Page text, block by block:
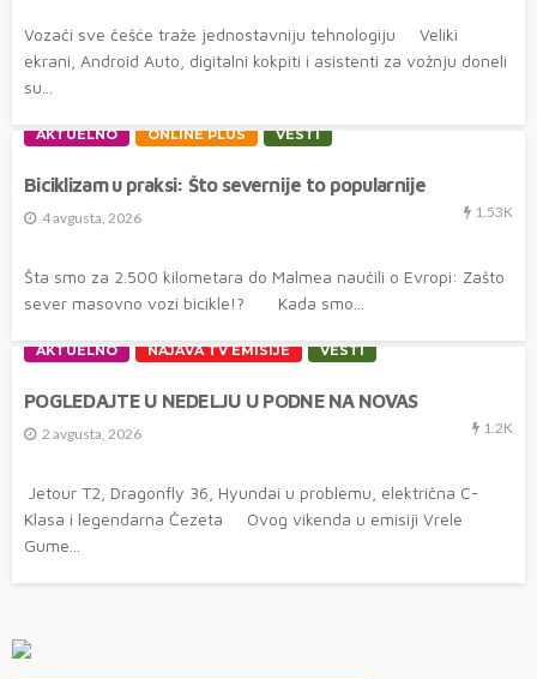
Vozači sve češće traže jednostavniju tehnologiju Veliki
ekrani, Android Auto, digitalni kokpiti i asistenti za vožnju doneli
su...
AKTUELNO ONLINE PLUS VESTI
Biciklizam u praksi: Što severnije to popularnije
4 avgusta, 2026 1.53K
Šta smo za 2.500 kilometara do Malmea naučili o Evropi: Zašto
sever masovno vozi bicikle!? Kada smo...
AKTUELNO NAJAVA TV EMISIJE VESTI
POGLEDAJTE U NEDELJU U PODNE NA NOVAS
2 avgusta, 2026 1.2K
Jetour T2, Dragonfly 36, Hyundai u problemu, električna C-
Klasa i legendarna Čezeta Ovog vikenda u emisiji Vrele
Gume...